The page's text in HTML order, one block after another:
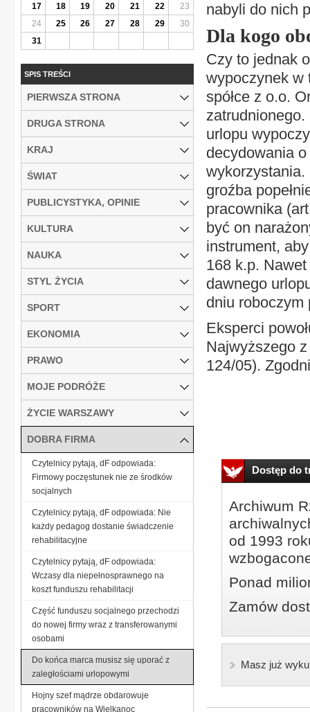
nabyli do nich
Dla kogo
Czy to jednak
wypoczynek w
spółce z o.o.
urlopu
decydowania
groźba
pracownika
być on
instrument,
168 k.p.
dawnego
dniu roboczym
Eksperci
Najwyższego
124/05).
Dostęp do
Archiwum
od 1993
Ponad
Zamów
Masz już
17
18 19 20 21 22
23
24
25 26 27 28 29
30
31
SPIS TREŚCI
PIERWSZA STRONA
DRUGA STRONA
KRAJ
ŚWIAT
PUBLICYSTYKA, OPINIE
KULTURA
NAUKA
STYL ŻYCIA
SPORT
EKONOMIA
PRAWO
MOJE PODRÓŻE
ŻYCIE WARSZAWY
DOBRA FIRMA
Czytelnicy pytają, dF odpowiada:
Firmowy poczęstunek nie ze środków
socjalnych
Czytelnicy pytają, dF odpowiada: Nie
każdy pedagog dostanie świadczenie
rehabilitacyjne
Czytelnicy pytają, dF odpowiada:
Wczasy dla niepełnosprawnego na
koszt funduszu rehabilitacji
Część funduszu socjalnego przechodzi
do nowej firmy wraz z transferowanymi
osobami
Do końca marca musisz się uporać z
zaległościami urlopowymi
Hojny szef mądrze obdarowuje
pracowników na Wielkanoc